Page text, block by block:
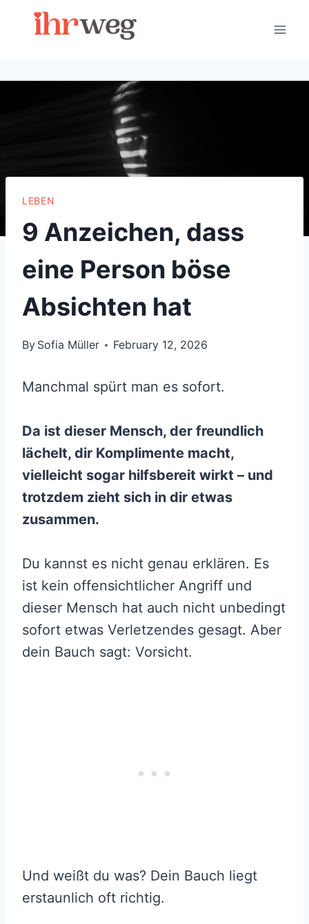
LEBEN
9 Anzeichen, dass
eine Person böse
Absichten hat
By Sofia Müller February 12, 2026
Manchmal spürt man es sofort.
Da ist dieser Mensch, der freundlich
lächelt, dir Komplimente macht,
vielleicht sogar hilfsbereit wirkt – und
trotzdem zieht sich in dir etwas
zusammen.
Du kannst es nicht genau erklären. Es
ist kein offensichtlicher Angriff und
dieser Mensch hat auch nicht unbedingt
sofort etwas Verletzendes gesagt. Aber
dein Bauch sagt: Vorsicht.
Und weißt du was? Dein Bauch liegt
erstaunlich oft richtig.